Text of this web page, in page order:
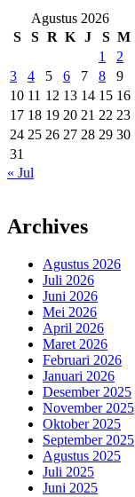
Agustus 2026
S
S R K J S M
1
2
3
4 5 6 7 8
9
10 11 12 13 14 15 16
17 18 19 20 21 22 23
24 25 26 27 28 29 30
31
« Jul
Archives
Agustus 2026
Juli 2026
Juni 2026
Mei 2026
April 2026
Maret 2026
Februari 2026
Januari 2026
Desember 2025
November 2025
Oktober 2025
September 2025
Agustus 2025
Juli 2025
Juni 2025